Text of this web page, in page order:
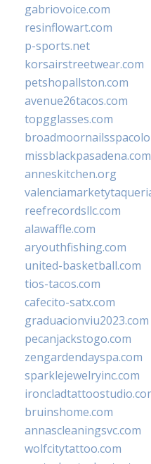
gabriovoice.com
resinflowart.com
p-sports.net
korsairstreetwear.com
petshopallston.com
avenue26tacos.com
topgglasses.com
missblackpasadena.com
anneskitchen.org
reefrecordsllc.com
alawaffle.com
aryouthfishing.com
united-basketball.com
tios-tacos.com
cafecito-satx.com
graduacionviu2023.com
pecanjackstogo.com
zengardendayspa.com
sparklejewelryinc.com
bruinshome.com
annascleaningsvc.com
wolfcitytattoo.com